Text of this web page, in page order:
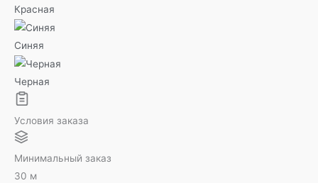
Красная
Синяя
Черная
Условия заказа
Минимальный заказ
30 м